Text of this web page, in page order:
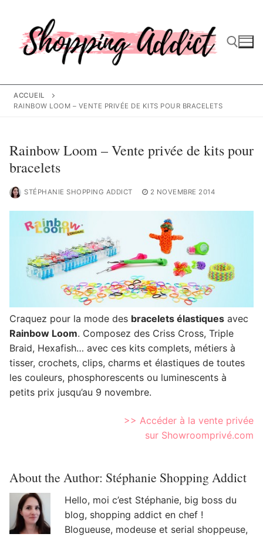
contenu
ACCUEIL
RAINBOW LOOM – VENTE PRIVÉE DE KITS POUR BRACELETS
Rainbow Loom – Vente privée de kits pour
bracelets
STÉPHANIE SHOPPING ADDICT 2 NOVEMBRE 2014
Craquez pour la mode des bracelets élastiques avec
Rainbow Loom. Composez des Criss Cross, Triple
Braid, Hexafish… avec ces kits complets, métiers à
tisser, crochets, clips, charms et élastiques de toutes
les couleurs, phosphorescents ou luminescents à
petits prix jusqu’au 9 novembre.
>> Accéder à la vente privée
sur Showroomprivé.com
About the Author: Stéphanie Shopping Addict
Hello, moi c’est Stéphanie, big boss du
blog, shopping addict en chef !
Blogueuse, modeuse et serial shoppeuse,